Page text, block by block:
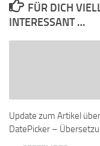
FÜR DICH
INTERESSANT …
Update zum Artikel
DatePicker –